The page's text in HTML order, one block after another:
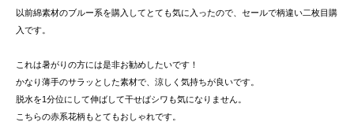
以前綿素材のブルー系を購入してとても気に入ったので、セールで柄違い二枚目購
入です。
これは暑がりの方には是非お勧めしたいです！
かなり薄手のサラッとした素材で、涼しく気持ちが良いです。
脱水を1分位にして伸ばして干せばシワも気になりません。
こちらの赤系花柄もとてもおしゃれです。